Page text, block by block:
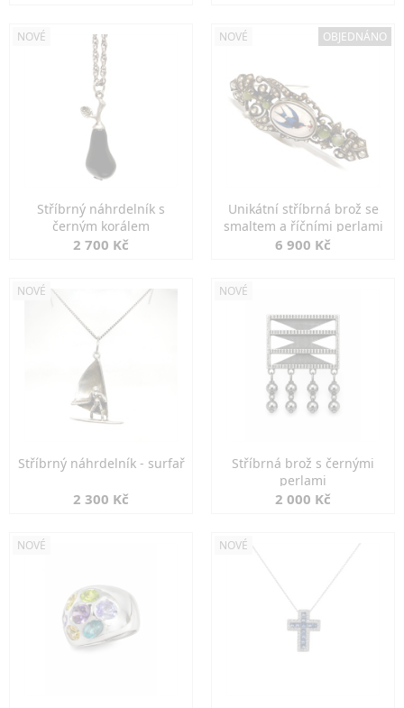
NOVÉ
Stříbrný náhrdelník s
černým korálem
2 700 Kč
NOVÉ OBJEDNÁNO
Unikátní stříbrná brož se
smaltem a říčními perlami
6 900 Kč
NOVÉ
Stříbrný náhrdelník - surfař
2 300 Kč
NOVÉ
Stříbrná brož s černými
perlami
2 000 Kč
NOVÉ NOVÉ